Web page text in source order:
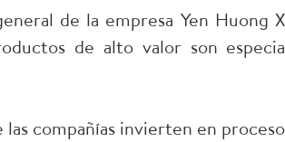
de la empresa Yen Huong
de alto valor son
las compañías invierten en